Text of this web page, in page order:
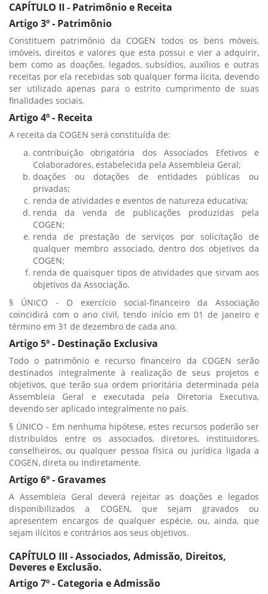
CAPÍTULO II - Patrimônio e Receita
Artigo 3º - Patrimônio
Constituem patrimônio da COGEN todos os bens móveis,
imóveis, direitos e valores que esta possui e vier a adquirir,
bem como as doações, legados, subsídios, auxílios e outras
receitas por ela recebidas sob qualquer forma lícita, devendo
ser utilizado apenas para o estrito cumprimento de suas
finalidades sociais.
Artigo 4º - Receita
A receita da COGEN será constituída de:
contribuição obrigatória dos Associados Efetivos e
Colaboradores, estabelecida pela Assembleia Geral;
doações ou dotações de entidades públicas ou
privadas;
renda de atividades e eventos de natureza educativa;
renda da venda de publicações produzidas pela
COGEN;
renda de prestação de serviços por solicitação de
qualquer membro associado, dentro dos objetivos da
COGEN;
renda de quaisquer tipos de atividades que sirvam aos
objetivos da Associação.
§ ÚNICO - O exercício social-financeiro da Associação
coincidirá com o ano civil, tendo início em 01 de janeiro e
término em 31 de dezembro de cada ano.
Artigo 5º - Destinação Exclusiva
Todo o patrimônio e recurso financeiro da COGEN serão
destinados integralmente à realização de seus projetos e
objetivos, que terão sua ordem prioritária determinada pela
Assembleia Geral e executada pela Diretoria Executiva,
devendo ser aplicado integralmente no país.
§ ÚNICO - Em nenhuma hipótese, estes recursos poderão ser
distribuídos entre os associados, diretores, instituidores,
conselheiros, ou qualquer pessoa física ou jurídica ligada a
COGEN, direta ou indiretamente.
Artigo 6º - Gravames
A Assembleia Geral deverá rejeitar as doações e legados
disponibilizados a COGEN, que sejam gravados ou
apresentem encargos de qualquer espécie, ou, ainda, que
sejam ilícitos e contrários aos seus objetivos.
CAPÍTULO III - Associados, Admissão, Direitos,
Deveres e Exclusão.
Artigo 7º - Categoria e Admissão